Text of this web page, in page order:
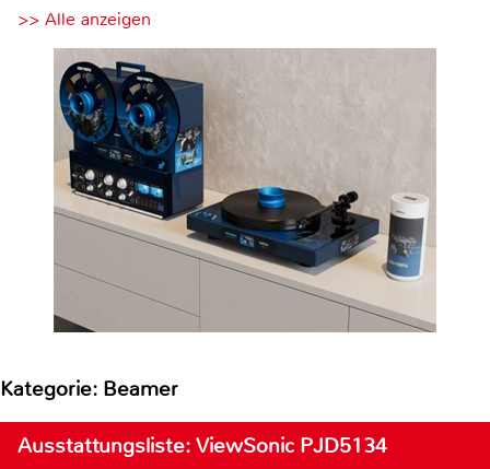
>> Alle anzeigen
Kategorie: Beamer
Ausstattungsliste: ViewSonic PJD5134